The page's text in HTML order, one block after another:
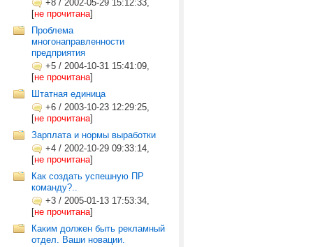
+8 / 2002-05-29 15:12:33,
[не прочитана]
Проблема
многонаправленности
предприятия
+5 / 2004-10-31 15:41:09,
[не прочитана]
Штатная единица
+6 / 2003-10-23 12:29:25,
[не прочитана]
Зарплата и нормы выработки
+4 / 2002-10-29 09:33:14,
[не прочитана]
Как создать успешную ПР
команду?..
+3 / 2005-01-13 17:53:34,
[не прочитана]
Каким должен быть рекламный
отдел. Ваши новации.